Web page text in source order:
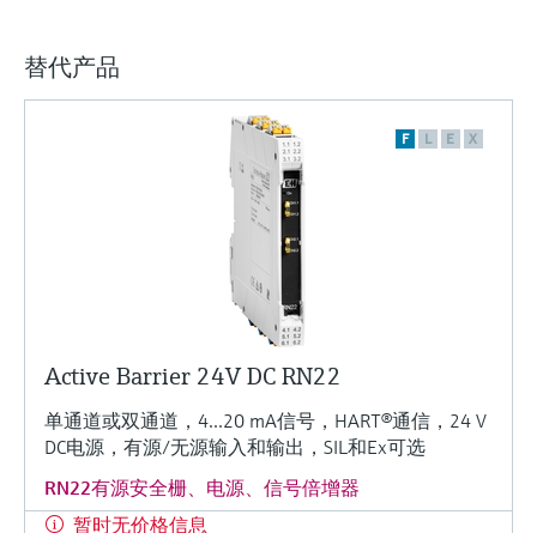
替代产品
F L E X
Active Barrier 24V DC RN22
单通道或双通道，4...20 mA信号，HART®通信，24 V
DC电源，有源/无源输入和输出，SIL和Ex可选
RN22有源安全栅、电源、信号倍增器
暂时无价格信息